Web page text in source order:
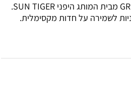
אבן השחזה עם גרעין 800 GRIT מבית המותג היפני SUN TIGER.
לשמירה על חדות מקסימלית.